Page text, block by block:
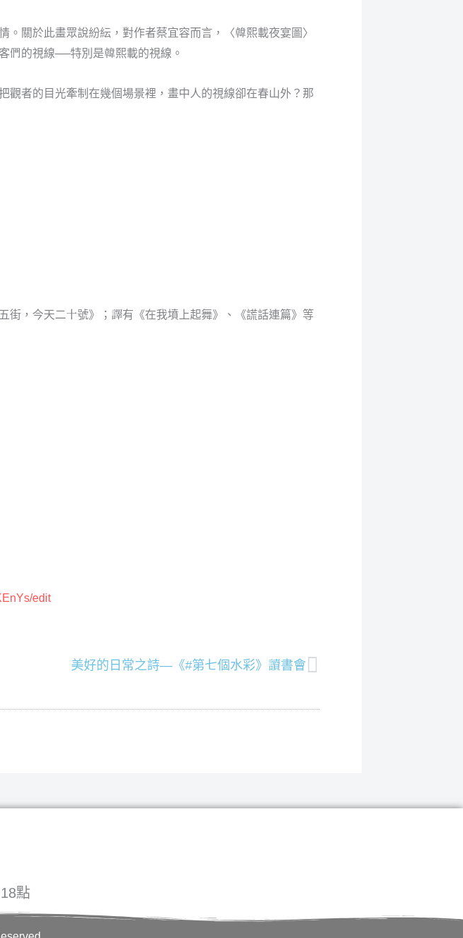
關於此畫眾說紛紜，對作者蔡宜容而言，〈韓熙載夜宴圖〉
們的視線──特別是韓熙載的視線。
者的目光牽制在幾個場景裡，畫中人的視線卻在春山外？那
，今天二十號》；譯有《在我墳上起舞》、《謊話連篇》等
edit
美好的日常之詩—《#第七個水彩》讀書會 下一篇
點